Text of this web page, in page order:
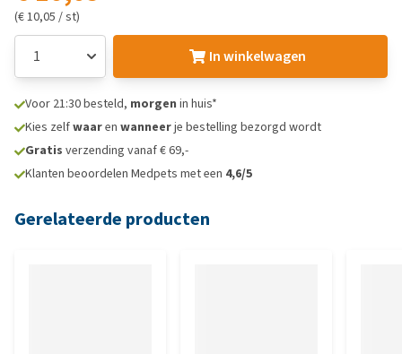
(€ 10,05 / st)
In winkelwagen
Voor 21:30 besteld, morgen in huis*
Kies zelfwaaren wanneerje bestelling bezorgd wordt
Gratis verzending vanaf € 69,-
Klanten beoordelen Medpets met een 4,6/5
Gerelateerde producten